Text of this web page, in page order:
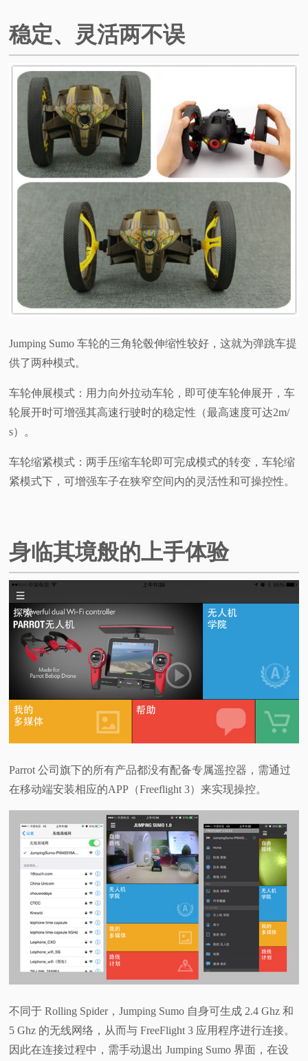
稳定、灵活两不误
Jumping Sumo 车轮的三角轮毂伸缩性较好，这就为弹跳车提
供了两种模式。
车轮伸展模式：用力向外拉动车轮，即可使车轮伸展开，车
轮展开时可增强其高速行驶时的稳定性（最高速度可达2m/
s）。
车轮缩紧模式：两手压缩车轮即可完成模式的转变，车轮缩
紧模式下，可增强车子在狭窄空间内的灵活性和可操控性。
身临其境般的上手体验
Parrot 公司旗下的所有产品都没有配备专属遥控器，需通过
在移动端安装相应的APP（Freeflight 3）来实现操控。
不同于 Rolling Spider，Jumping Sumo 自身可生成 2.4 Ghz 和
5 Ghz 的无线网络，从而与 FreeFlight 3 应用程序进行连接。
因此在连接过程中，需手动退出 Jumping Sumo 界面，在设